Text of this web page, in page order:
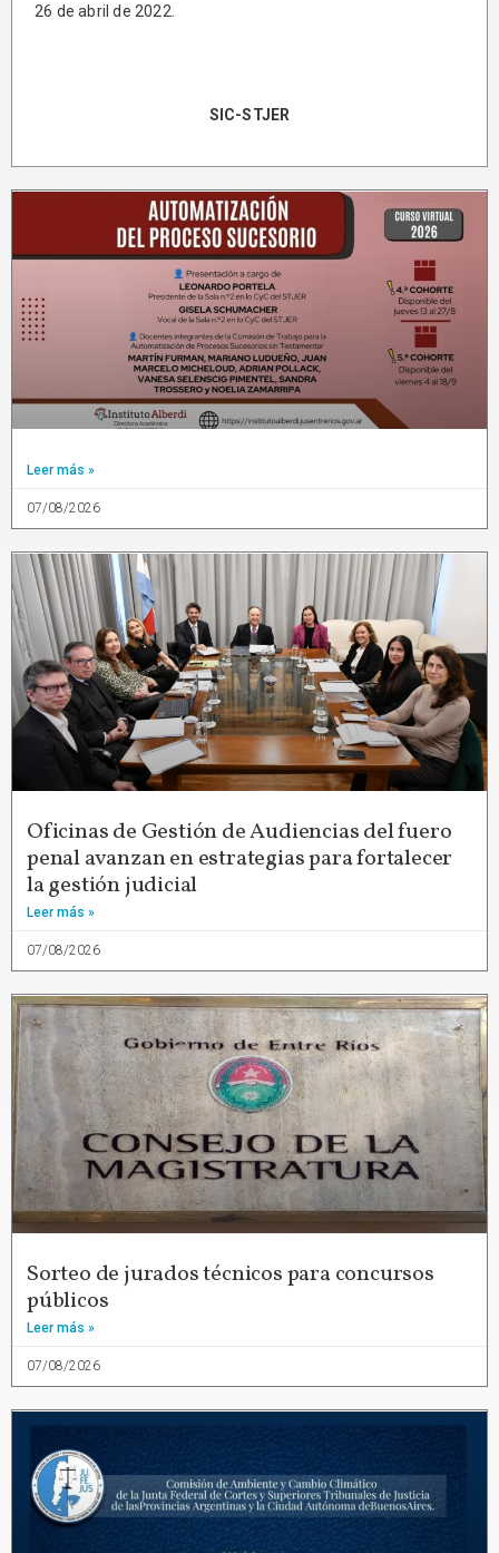
26 de abril de 2022.
SIC-STJER
Leer más »
07/08/2026
Oficinas de Gestión de Audiencias del fuero
penal avanzan en estrategias para fortalecer
la gestión judicial
Leer más »
07/08/2026
Sorteo de jurados técnicos para concursos
públicos
Leer más »
07/08/2026